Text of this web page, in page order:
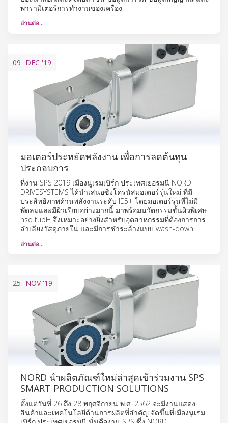
พารามิเตอร์การทำงานของเครื่อง
อ่านต่อ…
09 DEC '19
มอเตอร์ประหยัดพลังงาน เพื่อการลดต้นทุน
ประกอบการ
ที่งาน SPS 2019 เมืองนูเรมเบิร์ก ประเทศเยอรมนี NORD
DRIVESYSTEMS ได้นำเสนอซิงโครนัสมอเตอร์รุ่นใหม่ ที่มี
ประสิทธิภาพด้านพลังงานระดับ IE5+ โดยมอเตอร์รุ่นที่ไม่มี
พัดลมและมีผิวเรียบอย่างมากนี้ มาพร้อมนวัตกรรมชั้นผิวพิเศษ
nsd tupH จึงเหมาะอย่างยิ่งสำหรับอุตสาหกรรมที่ต้องการการ
ลำเลียงวัสดุภายใน และมีการชำระล้างแบบ wash-down
อ่านต่อ…
25 NOV'19
NORD นำผลิตภัณฑ์ใหม่ล่าสุดเข้าร่วมงาน SPS
SMART PRODUCTION SOLUTIONS
ตั้งแต่วันที่ 26 ถึง 28 พฤศจิกายน พ.ศ. 2562 จะมีงานแสดง
สินค้าและเทคโนโลยีด้านการผลิตที่สำคัญ จัดขึ้นที่เมืองนูเรม